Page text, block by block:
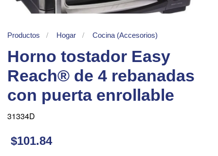
Productos Hogar Cocina (Accesorios)
Horno tostador Easy
Reach® de 4 rebanadas
con puerta enrollable
31334D
$101.84